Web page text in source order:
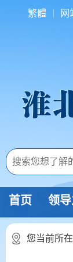
繁體 网
首页 领
您当前所在